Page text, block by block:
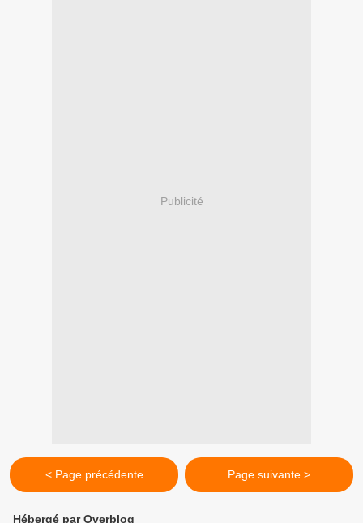
Publicité
< Page précédente Page suivante >
Hébergé par Overblog